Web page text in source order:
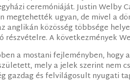
ceremóniáját. Justin Welby
megtehették ugyan, de mivel a
anglikán közösség többsége
részvételre. A következmények
a mostani fejleményben,
mely a jelek szerint nem
gazdag és felvilágosult nyugati